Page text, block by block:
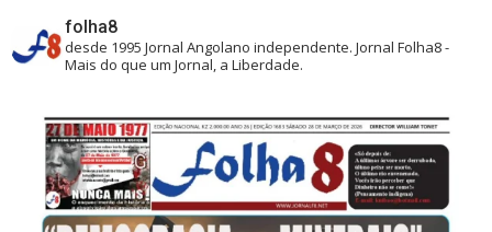
folha8
desde 1995 Jornal Angolano independente.Jornal Folha8 -
Mais do que um Jornal, a Liberdade.